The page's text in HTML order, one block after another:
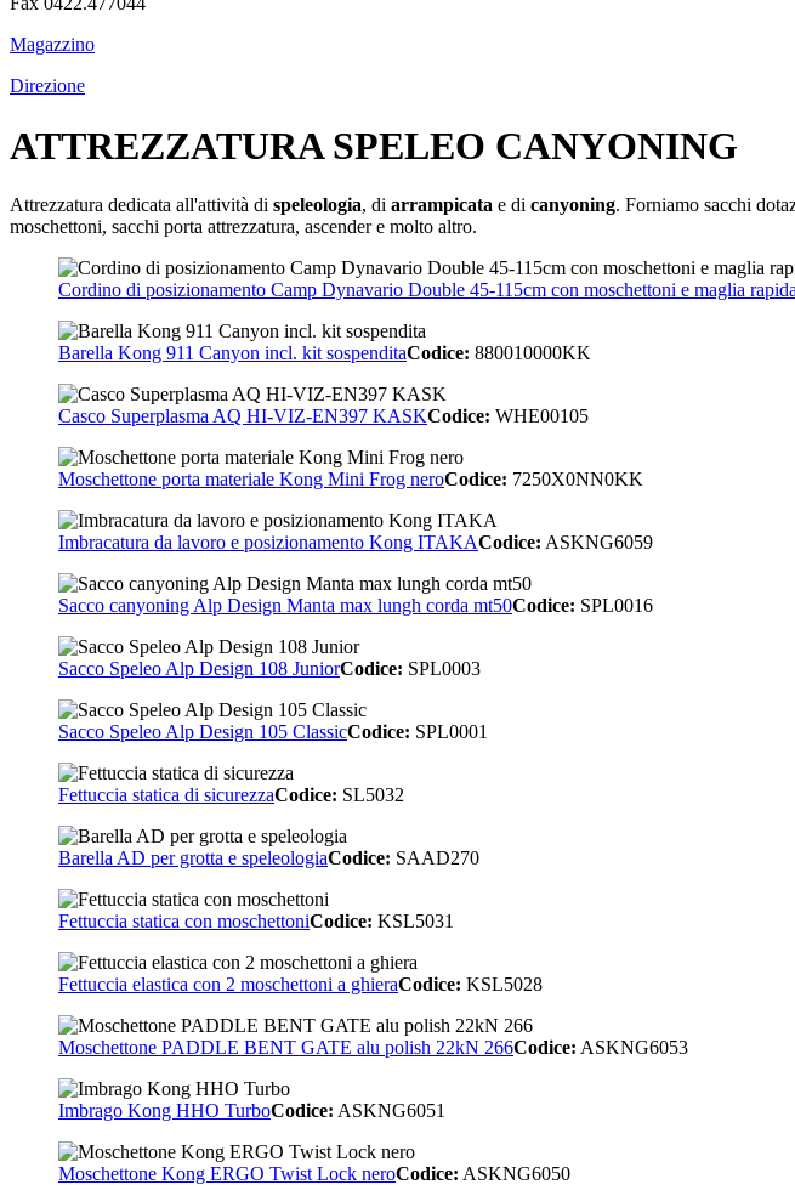
Magazzino
Direzione
ATTREZZATURA SPELEO CANYONING
Attrezzatura dedicata all'attività di speleologia, di arrampicata e di canyoning. Forniamo sacchi
moschettoni, sacchi porta attrezzatura, ascender e molto altro.
Cordino di posizionamento Camp Dynavario Double 45-115cm con moschettoni e maglia
Barella Kong 911 Canyon incl. kit sospenditaCodice: 880010000KK
Casco Superplasma AQ HI-VIZ-EN397 KASKCodice: WHE00105
Moschettone porta materiale Kong Mini Frog neroCodice: 7250X0NN0KK
Imbracatura da lavoro e posizionamento Kong ITAKACodice: ASKNG6059
Sacco canyoning Alp Design Manta max lungh corda mt50Codice: SPL0016
Sacco Speleo Alp Design 108 JuniorCodice: SPL0003
Sacco Speleo Alp Design 105 ClassicCodice: SPL0001
Fettuccia statica di sicurezzaCodice: SL5032
Barella AD per grotta e speleologiaCodice: SAAD270
Fettuccia statica con moschettoniCodice: KSL5031
Fettuccia elastica con 2 moschettoni a ghieraCodice: KSL5028
Moschettone PADDLE BENT GATE alu polish 22kN 266Codice: ASKNG6053
Imbrago Kong HHO TurboCodice: ASKNG6051
Moschettone Kong ERGO Twist Lock neroCodice: ASKNG6050